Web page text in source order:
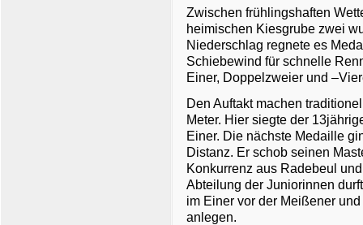
Zwischen frühlingshaften
heimischen Kiesgrube zwei
Niederschlag regnete es
Schiebewind für schnelle
Einer, Doppelzweier und
Den Auftakt machen
Meter. Hier siegte der
Einer. Die nächste Medaille
Distanz. Er schob seinen
Konkurrenz aus Radebeul
Abteilung der Juniorinnen
im Einer vor der Meißener
anlegen.